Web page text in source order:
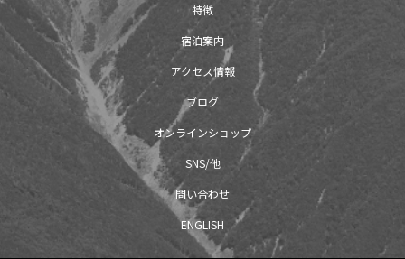
特徴
宿泊案内
アクセス情報
ブログ
オンラインショップ
SNS/他
問い合わせ
ENGLISH